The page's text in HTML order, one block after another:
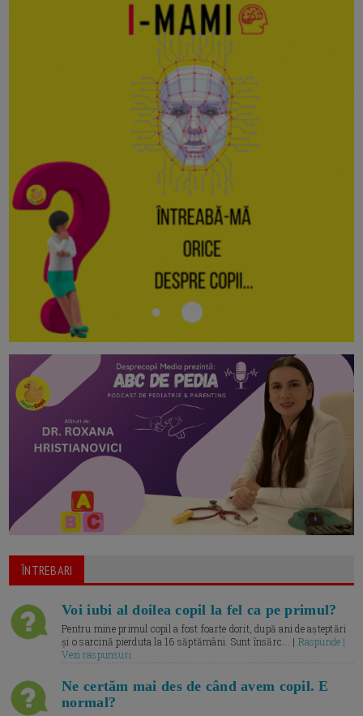
ÎNTREBARI
Voi iubi al doilea copil la fel ca pe primul?
Pentru mine primul copil a fost foarte dorit, după ani de așteptări
și o sarcină pierduta la 16 săptămâni. Sunt însărc... | Raspunde |
Vezi raspunsuri
Ne certăm mai des de când avem copil. E
normal?